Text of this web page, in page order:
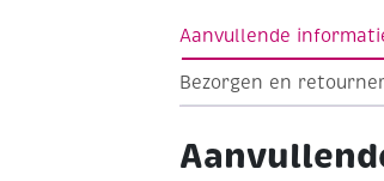
Aanvullende
Bezorgen en